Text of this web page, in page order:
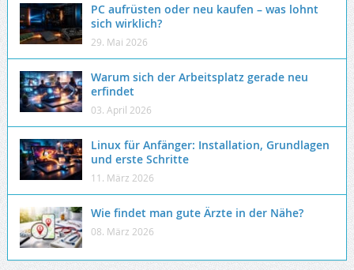
PC aufrüsten oder neu kaufen – was lohnt
sich wirklich?
29. Mai 2026
Warum sich der Arbeitsplatz gerade neu
erfindet
03. April 2026
Linux für Anfänger: Installation, Grundlagen
und erste Schritte
11. März 2026
Wie findet man gute Ärzte in der Nähe?
08. März 2026